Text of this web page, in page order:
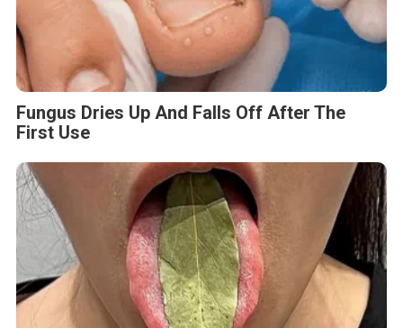
Fungus Dries Up And Falls Off After The
First Use